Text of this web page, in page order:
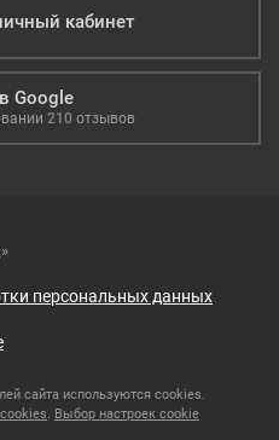
кабинет
Google
210 отзывов
персональных данных
сайта используются cookies.
. Выбор настроек cookie